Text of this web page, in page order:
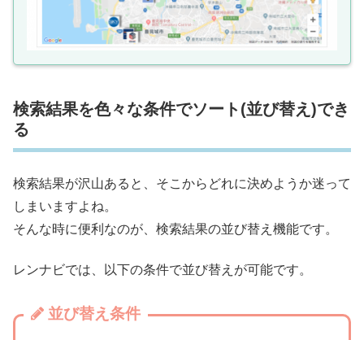
検索結果を色々な条件でソート(並び替え)でき
る
検索結果が沢山あると、そこからどれに決めようか迷って
しまいますよね。
そんな時に便利なのが、検索結果の並び替え機能です。
レンナビでは、以下の条件で並び替えが可能です。
並び替え条件